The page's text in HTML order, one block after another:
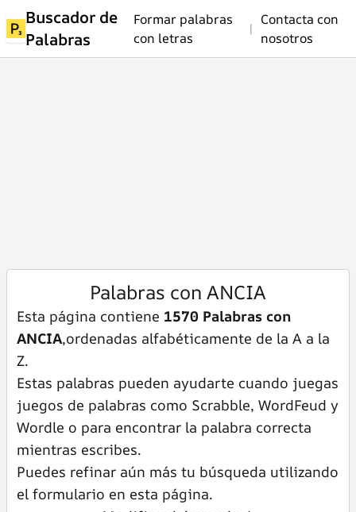
Buscador de
Palabras
Formar palabras
con letras
|
Contacta con
nosotros
Palabras con ANCIA
Esta página contiene 1570 Palabras con
ANCIA,ordenadas alfabéticamente de la A a la
Z.
Estas palabras pueden ayudarte cuando juegas
juegos de palabras como Scrabble, WordFeud y
Wordle o para encontrar la palabra correcta
mientras escribes.
Puedes refinar aún más tu búsqueda utilizando
el formulario en esta página.